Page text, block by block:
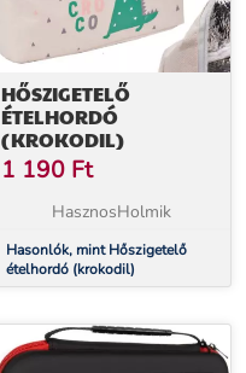
HŐSZIGETELŐ
ÉTELHORDÓ
(KROKODIL)
1 190 Ft
HasznosHolmik
Hasonlók, mint Hőszigetelő
ételhordó (krokodil)